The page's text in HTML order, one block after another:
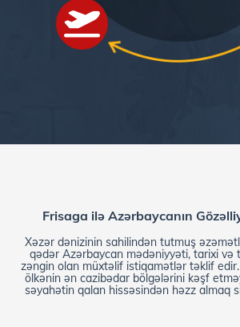
Frisaga ilə Azərbaycanın
Xəzər dənizinin sahilindən tutmuş
qədər Azərbaycan mədəniyyəti, tarixi və
zəngin olan müxtəlif istiqamətlər təklif
ölkənin ən cazibədar bölgələrini kəşf
səyahətin qalan hissəsindən həzz almaq